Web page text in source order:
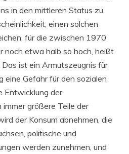
in den mittleren Status zu
einen solchen
für die zwischen 1970
noch etwa halb so hoch, heißt
ist ein Armutszeugnis für
eine Gefahr für den sozialen
Entwicklung der
größere Teile der
der Konsum abnehmen, die
politische und
werden zunehmen, und